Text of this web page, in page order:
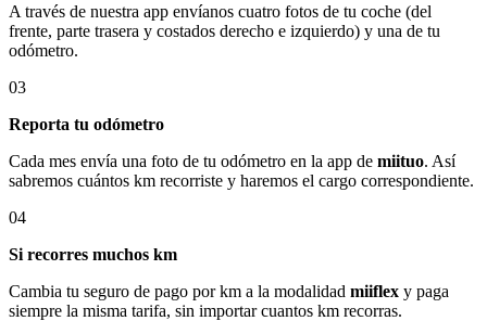
A través de nuestra app envíanos cuatro fotos de tu coche (del
frente, parte trasera y costados derecho e izquierdo) y una de tu
odómetro.
03
Reporta tu odómetro
Cada mes envía una foto de tu odómetro en la app de miituo. Así
sabremos cuántos km recorriste y haremos el cargo correspondiente.
04
Si recorres muchos km
Cambia tu seguro de pago por km a la modalidad miiflex y paga
siempre la misma tarifa, sin importar cuantos km recorras.